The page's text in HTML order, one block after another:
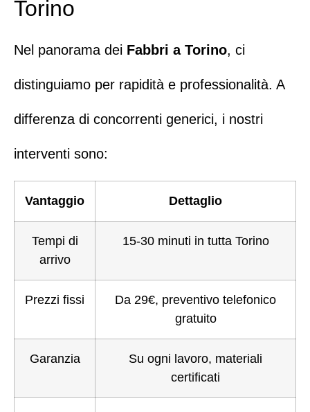
Torino
Nel panorama dei Fabbri a Torino, ci
distinguiamo per rapidità e professionalità. A
differenza di concorrenti generici, i nostri
interventi sono:
Vantaggio Dettaglio
Tempi di
arrivo
15-30 minuti in tutta Torino
Prezzi fissi
Da 29€, preventivo telefonico
gratuito
Garanzia
Su ogni lavoro, materiali
certificati